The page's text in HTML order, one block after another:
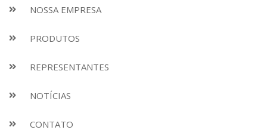
NOSSA EMPRESA
PRODUTOS
REPRESENTANTES
NOTÍCIAS
CONTATO